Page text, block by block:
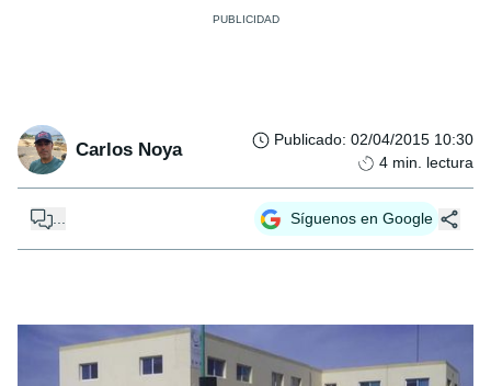
Carlos Noya Publicado: 02/04/2015 10:30
4 min. lectura
... Síguenos en Google